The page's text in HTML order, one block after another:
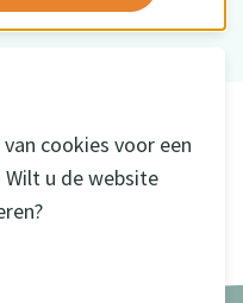
cookies voor een
u de website